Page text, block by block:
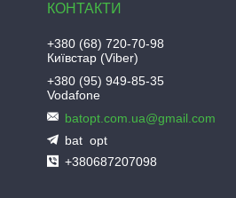
+380 (68) 720-70-98
Київстар (Viber)
+380 (95) 949-85-35
Vodafone
batopt.com.ua@gmail.com
bat_opt
+380687207098